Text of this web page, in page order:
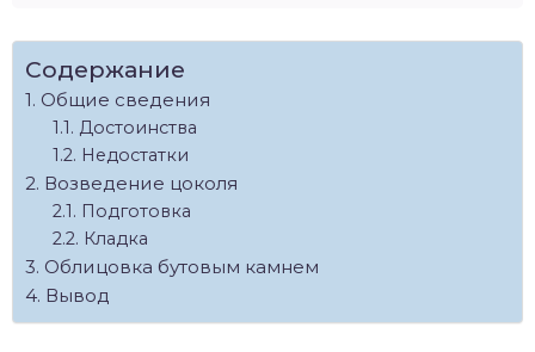
Содержание
Общие сведения
Достоинства
Недостатки
Возведение цоколя
Подготовка
Кладка
Облицовка бутовым камнем
Вывод